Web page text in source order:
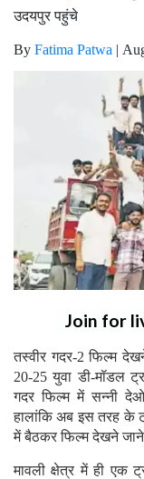
उदयपुर पहुंचे
By Fatima Patwa |
Join for
तस्वीर गदर-2 फिल्म
20-25 युवा डी-मॉडल
गदर फिल्म में सन्नी
हालांकि अब इस तरह
में बैठकर फिल्म देखने जाने
मावली क्षेत्र में ही एक